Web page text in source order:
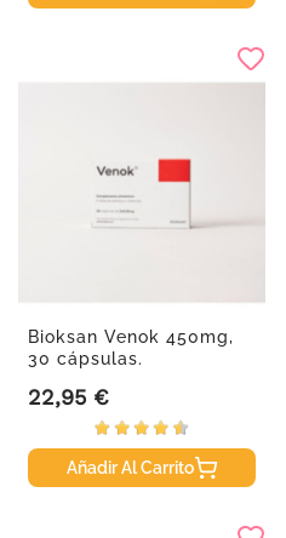
Bioksan Venok 450mg,
30 cápsulas.
Precio
22,95 €
Añadir Al Carrito